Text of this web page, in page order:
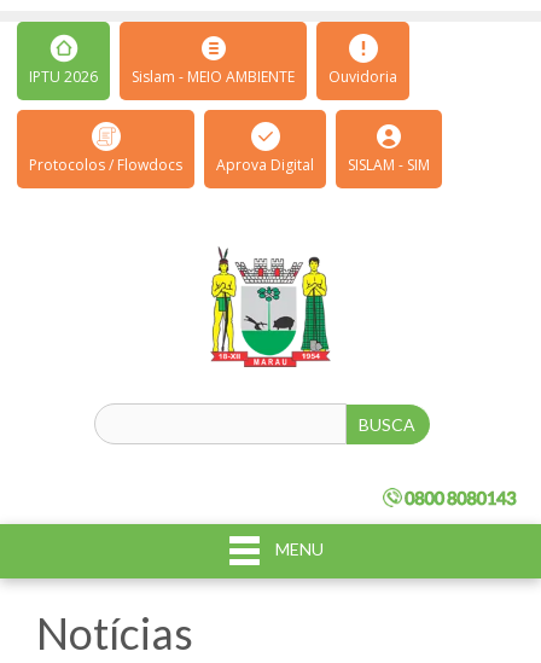
IPTU 2026 Sislam - MEIO AMBIENTE Ouvidoria
Protocolos / Flowdocs Aprova Digital SISLAM - SIM
MENU
Notícias